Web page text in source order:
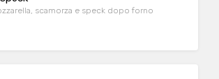
scamorza e speck dopo forno